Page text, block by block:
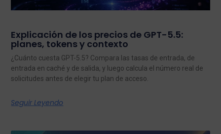
Explicación de los precios de GPT-5.5:
planes, tokens y contexto
¿Cuánto cuesta GPT-5.5? Compara las tasas de entrada, de
entrada en caché y de salida, y luego calcula el número real de
solicitudes antes de elegir tu plan de acceso.
Seguir Leyendo